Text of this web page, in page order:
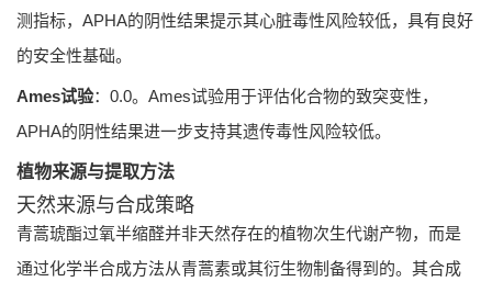
测指标，APHA的阴性结果提示其心脏毒性风险较低，具有良好
的安全性基础。
Ames试验：0.0。Ames试验用于评估化合物的致突变性，
APHA的阴性结果进一步支持其遗传毒性风险较低。
植物来源与提取方法
天然来源与合成策略
青蒿琥酯过氧半缩醛并非天然存在的植物次生代谢产物，而是
通过化学半合成方法从青蒿素或其衍生物制备得到的。其合成